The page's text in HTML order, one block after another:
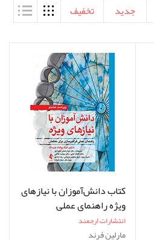
جدید تخفیف
کتاب دانش‌آموزان با نیازهای
ویژه راهنمای عملی
فراگیرسازی برای معلمان
انتشارات ارجمند
مارلین فرند